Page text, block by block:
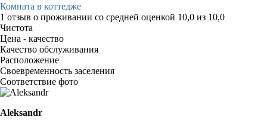
Комната в коттедже
1 отзыв о проживании со средней оценкой 10,0 из 10,0
Чистота
Цена - качество
Качество обслуживания
Расположение
Своевременность заселения
Соответствие фото
Aleksandr